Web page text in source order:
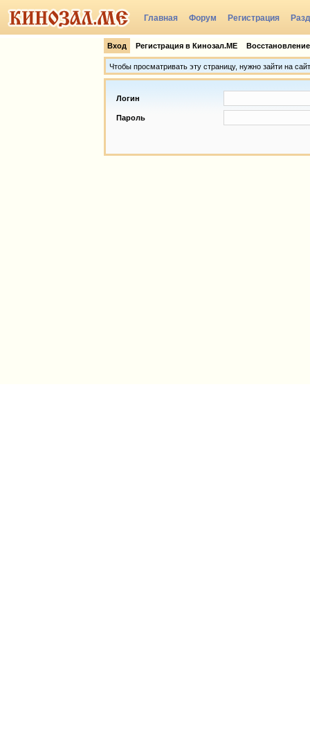
Главная Форум Регистрация
Вход Регистрация в Кинозал.МЕ
Чтобы просматривать эту страницу, нужно зайти на сайт
Логин
Пароль